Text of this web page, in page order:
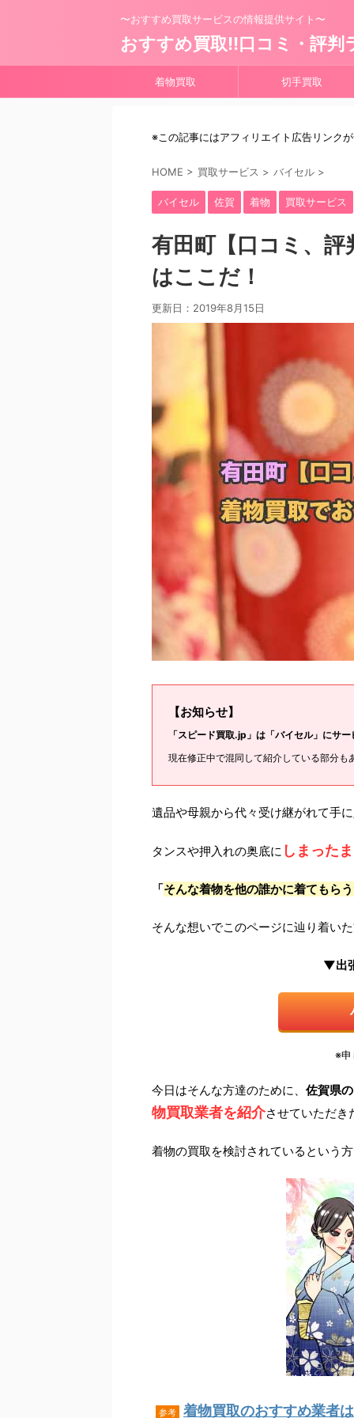
〜おすすめ買取サービスの情報提供サイト〜
おすすめ買取!!口コミ・評判
着物買取 切手買取
※この記事にはアフィリエイト広告リンク
HOME > 買取サービス > バイセル >
バイセル 佐賀 着物 買取サービス
有田町【口コミ、
はここだ！
更新日： 2019年8月15日
【お知らせ】
「スピード買取.jp」は「バイセル」にサ
現在修正中で混同して紹介している部分も
遺品や母親から代々受け継がれて手
タンスや押入れの奥底に しまった
「そんな着物を他の誰かに着てもら
そんな想いでこのページに辿り着い
▼出
※申
今日はそんな方達のために、 佐賀県
物買取業者を紹介させていただき
着物の買取を検討されているという
参考 着物買取のおすすめ業者